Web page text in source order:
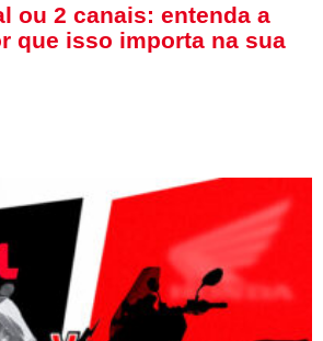
ou 2 canais: entenda a
que isso importa na sua